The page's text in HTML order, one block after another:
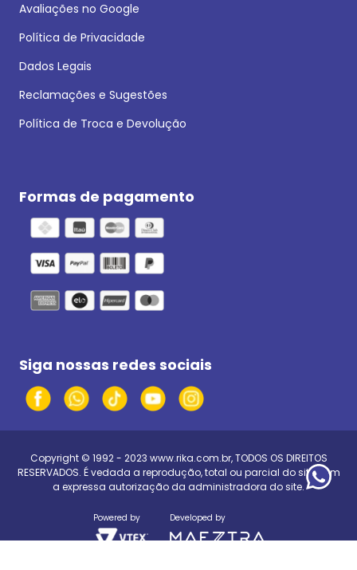
Avaliações no Google
Política de Privacidade
Dados Legais
Reclamações e Sugestões
Política de Troca e Devolução
Formas de pagamento
Siga nossas redes sociais
Copyright © 1992 - 2023 www.rika.com.br, TODOS OS DIREITOS
RESERVADOS. É vedada a reprodução, total ou parcial do site, sem
a expressa autorização da administradora do site.
Powered by Developed by